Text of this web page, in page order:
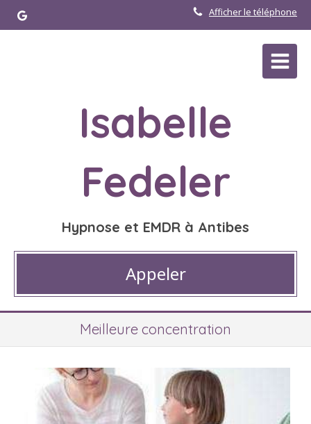
Afficher le téléphone
Isabelle
Fedeler
Hypnose et EMDR à Antibes
Appeler
Meilleure concentration